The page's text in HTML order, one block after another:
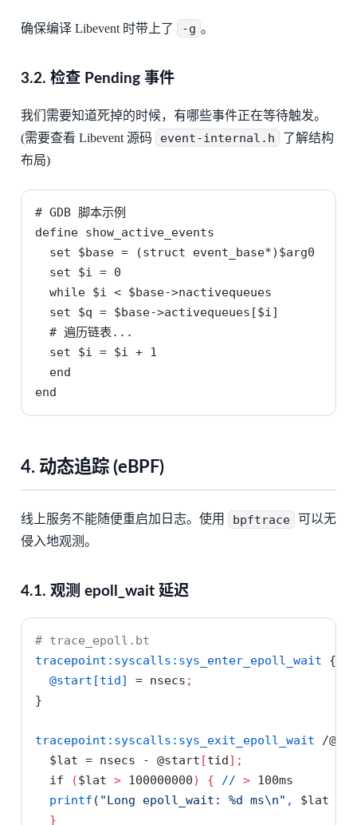
确保编译 Libevent 时带上了 -g 。
3.2. 检查 Pending 事件
我们需要知道死掉的时候，有哪些事件正在等待触发。
(需要查看 Libevent 源码
event-internal.h
了解结构
布局)
# GDB 脚本示例
define show_active_events
  set $base = (struct event_base*)$arg0
  set $i = 0
  while $i < $base->nactivequeues
  set $q = $base->activequeues[$i]
  # 遍历链表...
  set $i = $i + 1
  end
end
4. 动态追踪 (eBPF)
线上服务不能随便重启加日志。使用 bpftrace 可以无
侵入地观测。
4.1. 观测 epoll_wait 延迟
# trace_epoll.bt
tracepoint:syscalls:sys_enter_epoll_wait {
@start[tid]
= nsecs ;
}
tracepoint:syscalls:sys_exit_epoll_wait /
$lat = nsecs - @start [tid ] ;
if
($lat > 100000000) { // > 100ms
printf ( "Long epoll_wait: %d ms\n" , $lat
}